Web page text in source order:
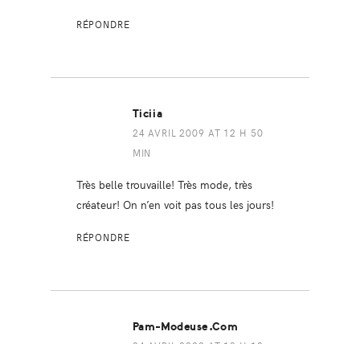
RÉPONDRE
Ticiia
24 AVRIL 2009 AT 12 H 50
MIN
Très belle trouvaille! Très mode, très
créateur! On n’en voit pas tous les jours!
RÉPONDRE
Pam-Modeuse.com